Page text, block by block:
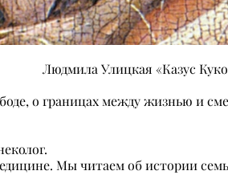
Людмила Улицкая «Казус
о границах между жизнью и
Мы читаем об истории